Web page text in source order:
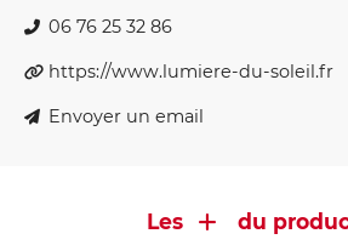
06 76 25 32 86
https://www.lumiere-du-soleil.fr
Envoyer un email
Les du